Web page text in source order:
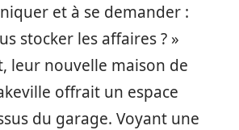
et à se demander :
stocker les affaires ? »
leur nouvelle maison de
offrait un espace
du garage. Voyant une